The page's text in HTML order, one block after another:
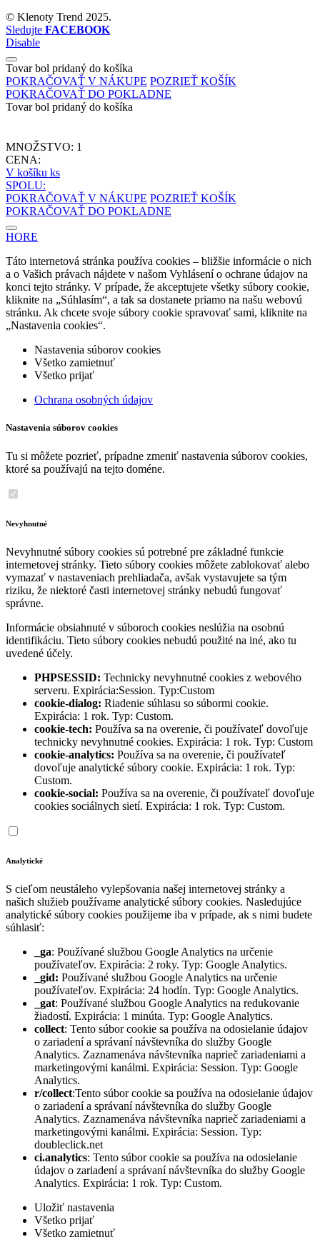
© Klenoty Trend 2025.
Sledujte FACEBOOK
Disable
Tovar bol pridaný do košíka
POKRAČOVAŤ V NÁKUPE POZRIEŤ KOŠÍK
POKRAČOVAŤ DO POKLADNE
Tovar bol pridaný do košíka
MNOŽSTVO: 1
CENA:
V košíku ks
SPOLU:
POKRAČOVAŤ V NÁKUPE POZRIEŤ KOŠÍK
POKRAČOVAŤ DO POKLADNE
HORE
Táto internetová stránka používa cookies – bližšie informácie o nich
a o Vašich právach nájdete v našom Vyhlásení o ochrane údajov na
konci tejto stránky. V prípade, že akceptujete všetky súbory cookie,
kliknite na „Súhlasím“, a tak sa dostanete priamo na našu webovú
stránku. Ak chcete svoje súbory cookie spravovať sami, kliknite na
„Nastavenia cookies“.
Nastavenia súborov cookies
Všetko zamietnuť
Všetko prijať
Ochrana osobných údajov
Nastavenia súborov cookies
Tu si môžete pozrieť, prípadne zmeniť nastavenia súborov cookies,
ktoré sa používajú na tejto doméne.
Nevyhnutné
Nevyhnutné súbory cookies sú potrebné pre základné funkcie
internetovej stránky. Tieto súbory cookies môžete zablokovať alebo
vymazať v nastaveniach prehliadača, avšak vystavujete sa tým
riziku, že niektoré časti internetovej stránky nebudú fungovať
správne.
Informácie obsiahnuté v súboroch cookies neslúžia na osobnú
identifikáciu. Tieto súbory cookies nebudú použité na iné, ako tu
uvedené účely.
PHPSESSID: Technicky nevyhnutné cookies z webového
serveru. Expirácia:Session. Typ:Custom
cookie-dialog: Riadenie súhlasu so súbormi cookie.
Expirácia: 1 rok. Typ: Custom.
cookie-tech: Používa sa na overenie, či používateľ dovoľuje
technicky nevyhnutné cookies. Expirácia: 1 rok. Typ: Custom
cookie-analytics: Používa sa na overenie, či používateľ
dovoľuje analytické súbory cookie. Expirácia: 1 rok. Typ:
Custom.
cookie-social: Používa sa na overenie, či používateľ dovoľuje
cookies sociálnych sietí. Expirácia: 1 rok. Typ: Custom.
Analytické
S cieľom neustáleho vylepšovania našej internetovej stránky a
našich služieb používame analytické súbory cookies. Nasledujúce
analytické súbory cookies použijeme iba v prípade, ak s nimi budete
súhlasiť:
_ga: Používané službou Google Analytics na určenie
používateľov. Expirácia: 2 roky. Typ: Google Analytics.
_gid: Používané službou Google Analytics na určenie
používateľov. Expirácia: 24 hodín. Typ: Google Analytics.
_gat: Používané službou Google Analytics na redukovanie
žiadostí. Expirácia: 1 minúta. Typ: Google Analytics.
collect: Tento súbor cookie sa používa na odosielanie údajov
o zariadení a správaní návštevníka do služby Google
Analytics. Zaznamenáva návštevníka naprieč zariadeniami a
marketingovými kanálmi. Expirácia: Session. Typ: Google
Analytics.
r/collect:Tento súbor cookie sa používa na odosielanie údajov
o zariadení a správaní návštevníka do služby Google
Analytics. Zaznamenáva návštevníka naprieč zariadeniami a
marketingovými kanálmi. Expirácia: Session. Typ:
doubleclick.net
ci.analytics: Tento súbor cookie sa používa na odosielanie
údajov o zariadení a správaní návštevníka do služby Google
Analytics. Expirácia: 1 rok. Typ: Custom.
Uložiť nastavenia
Všetko prijať
Všetko zamietnuť